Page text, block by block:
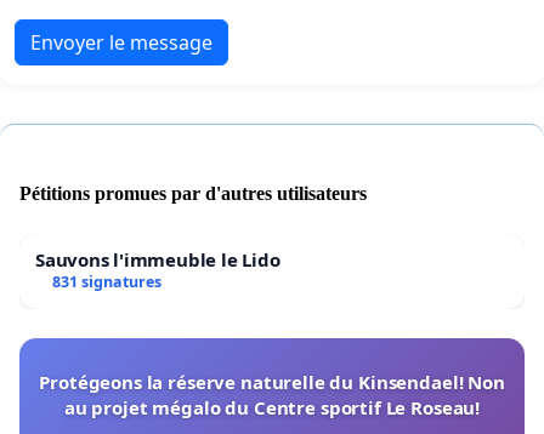
Envoyer le message
Pétitions promues par d'autres utilisateurs
Sauvons l'immeuble le Lido
831 signatures
Protégeons la réserve naturelle du Kinsendael! Non
au projet mégalo du Centre sportif Le Roseau!